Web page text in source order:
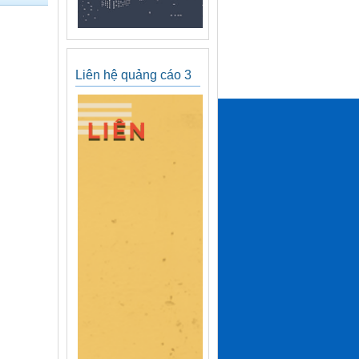
Liên hệ quảng cáo 3